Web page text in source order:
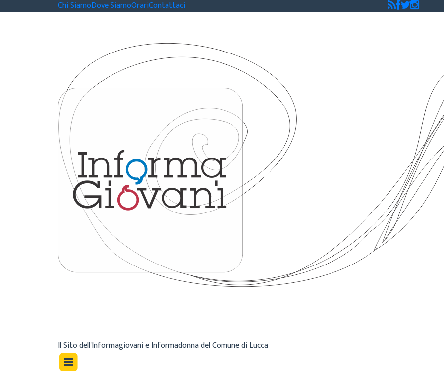
Chi SiamoDove SiamoOrariContattaci
Il Sito dell'Informagiovani e Informadonna del Comune di Lucca